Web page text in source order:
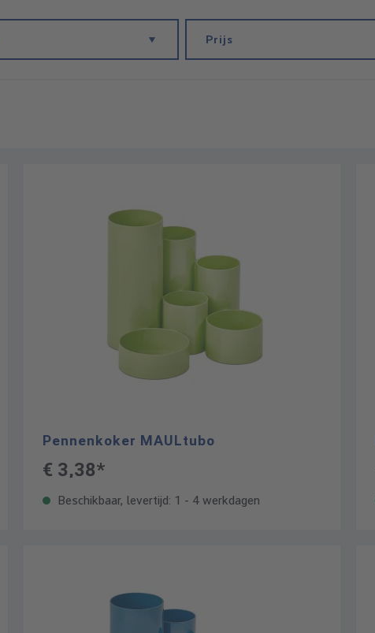
Prijs
Pennenkoker MAULtubo
€ 3,38*
Beschikbaar, levertijd: 1 - 4 werkdagen